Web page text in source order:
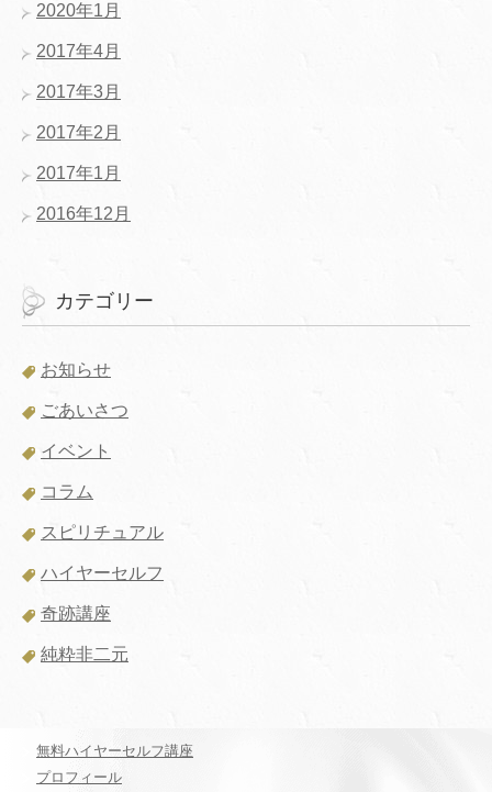
2020年1月
2017年4月
2017年3月
2017年2月
2017年1月
2016年12月
カテゴリー
お知らせ
ごあいさつ
イベント
コラム
スピリチュアル
ハイヤーセルフ
奇跡講座
純粋非二元
無料ハイヤーセルフ講座
プロフィール